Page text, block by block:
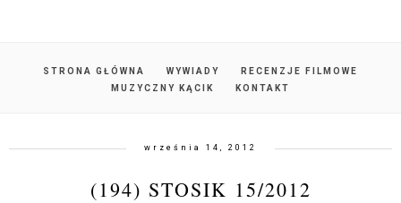
STRONA GŁÓWNA WYWIADY
RECENZJE FILMOWE
MUZYCZNY KĄCIK
KONTAKT
września 14, 2012
(194) STOSIK 15/2012